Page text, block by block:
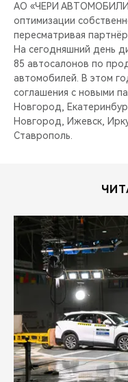
АО «ЧЕРИ АВТОМОБИЛИ
оптимизации
пересматривая
На сегодняшний день
85 автосалонов по
автомобилей. В этом
соглашения с новыми
Новгород,
Новгород, Ижевск,
Ставрополь.